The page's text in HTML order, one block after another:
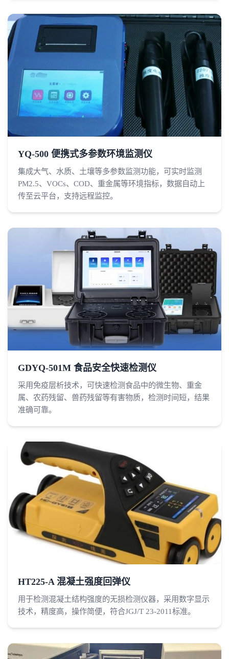
YQ-500 便携式多参数环境监测仪
集成大气、水质、土壤等多参数监测功能，可实时监测
PM2.5、VOCs、COD、重金属等环境指标，数据自动上
传至云平台，支持远程监控。
GDYQ-501M 食品安全快速检测仪
采用免疫层析技术，可快速检测食品中的微生物、重金
属、农药残留、兽药残留等有害物质，检测时间短，结果
准确可靠。
HT225-A 混凝土强度回弹仪
用于检测混凝土结构强度的无损检测仪器，采用数字显示
技术，精度高，操作简便，符合JGJ/T 23-2011标准。